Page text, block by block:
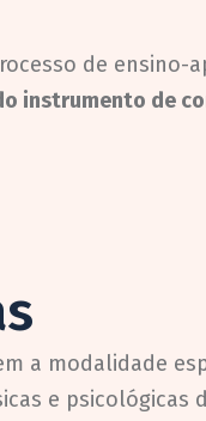
de ensino-
instrumento de
a modalidade
e psicológicas